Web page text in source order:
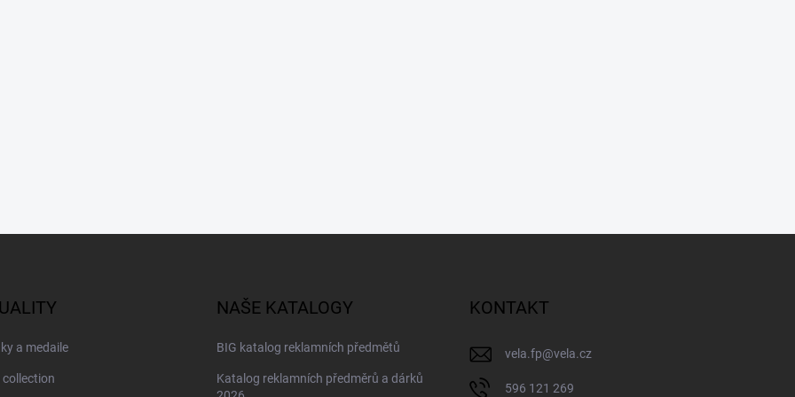
a medaile
NAŠE KATALOGY
BIG katalog reklamních předmětů
Katalog reklamních předměrů a dárků
KONTAKT
vela.fp@vela.cz
596 121 269